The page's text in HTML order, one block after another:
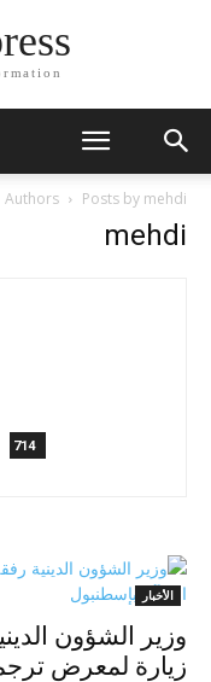
Authors Posts by mehdi
mehdi
714 POSTS
الأخبار
وزير الشؤون
زيارة لمعرض